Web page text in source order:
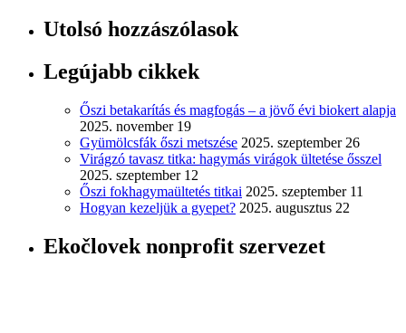
Utolsó hozzászólasok
Legújabb cikkek
Őszi betakarítás és magfogás – a jövő évi biokert alapja
2025. november 19
Gyümölcsfák őszi metszése 2025. szeptember 26
Virágzó tavasz titka: hagymás virágok ültetése ősszel
2025. szeptember 12
Őszi fokhagymaültetés titkai 2025. szeptember 11
Hogyan kezeljük a gyepet? 2025. augusztus 22
Ekočlovek nonprofit szervezet